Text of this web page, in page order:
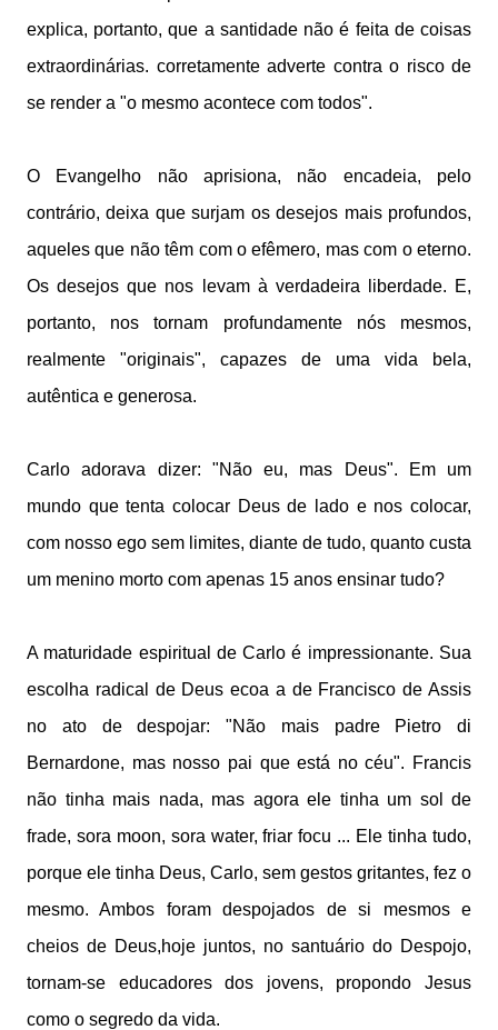
explica, portanto, que a santidade não é feita de coisas
extraordinárias. corretamente adverte contra o risco de
se render a "o mesmo acontece com todos".
O Evangelho não aprisiona, não encadeia, pelo
contrário, deixa que surjam os desejos mais profundos,
aqueles que não têm com o efêmero, mas com o eterno.
Os desejos que nos levam à verdadeira liberdade. E,
portanto, nos tornam profundamente nós mesmos,
realmente "originais", capazes de uma vida bela,
autêntica e generosa.
Carlo adorava dizer: "Não eu, mas Deus". Em um
mundo que tenta colocar Deus de lado e nos colocar,
com nosso ego sem limites, diante de tudo, quanto custa
um menino morto com apenas 15 anos ensinar tudo?
A maturidade espiritual de Carlo é impressionante. Sua
escolha radical de Deus ecoa a de Francisco de Assis
no ato de despojar: "Não mais padre Pietro di
Bernardone, mas nosso pai que está no céu". Francis
não tinha mais nada, mas agora ele tinha um sol de
frade, sora moon, sora water, friar focu ... Ele tinha tudo,
porque ele tinha Deus, Carlo, sem gestos gritantes, fez o
mesmo. Ambos foram despojados de si mesmos e
cheios de Deus,hoje juntos, no santuário do Despojo,
tornam-se educadores dos jovens, propondo Jesus
como o segredo da vida.